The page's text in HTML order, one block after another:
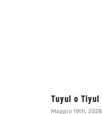
Tuyul o Tiyul
Maggio 19th, 2026